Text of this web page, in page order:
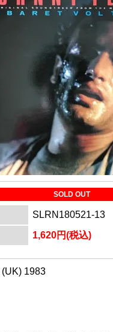
SOLD OUT
SLRN180521-13
1,620円(税込)
1983